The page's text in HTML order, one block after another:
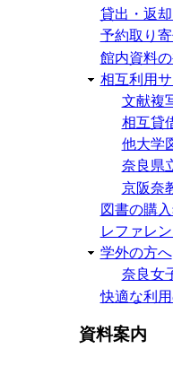
貸出・返
予約取り寄
館内資料
相互利用
文献複
相互貸
他大学
奈良県
京阪奈
図書の購
レファレ
学外の方へ
奈良女
快適な利
資料案内